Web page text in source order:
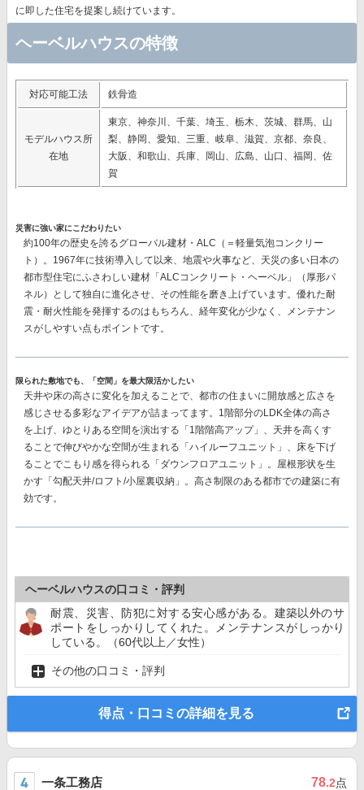
に即した住宅を提案し続けています。
ヘーベルハウスの特徴
対応可能工法 鉄骨造
モデルハウス所
在地
東京、神奈川、千葉、埼玉、栃木、茨城、群馬、山
梨、静岡、愛知、三重、岐阜、滋賀、京都、奈良、
大阪、和歌山、兵庫、岡山、広島、山口、福岡、佐
賀
災害に強い家にこだわりたい
約100年の歴史を誇るグローバル建材・ALC（＝軽量気泡コンクリー
ト）。1967年に技術導入して以来、地震や火事など、天災の多い日本の
都市型住宅にふさわしい建材 「ALCコンクリート・ヘーベル」（厚形パ
ネル）
として独自に進化させ、その性能を磨き上げています。優れた耐
震・耐火性能を発揮するのはもちろん、経年変化が少なく、メンテナン
スがしやすい点もポイントです。
限られた敷地でも、「空間」を最大限活かしたい
天井や床の高さに変化を加えることで、都市の住まいに開放感と広さを
感じさせる多彩なアイデアが詰まってます。1階部分のLDK全体の高さ
を上げ、ゆとりある空間を演出する「1階階高アップ」、天井を高くす
ることで伸びやかな空間が生まれる「ハイルーフユニット」、床を下げ
ることでこもり感を得られる「ダウンフロアユニット」。屋根形状を生
かす「勾配天井/ロフト/小屋裏収納」。高さ制限のある都市での建築に有
効です。
ヘーベルハウスの口コミ・評判
耐震、災害、防犯に対する安心感がある。建築以外のサ
ポートをしっかりしてくれた。メンテナンスがしっかり
している。（60代以上／女性）
その他の口コミ・評判
得点・口コミの詳細を見る
一条工務店 78.2点